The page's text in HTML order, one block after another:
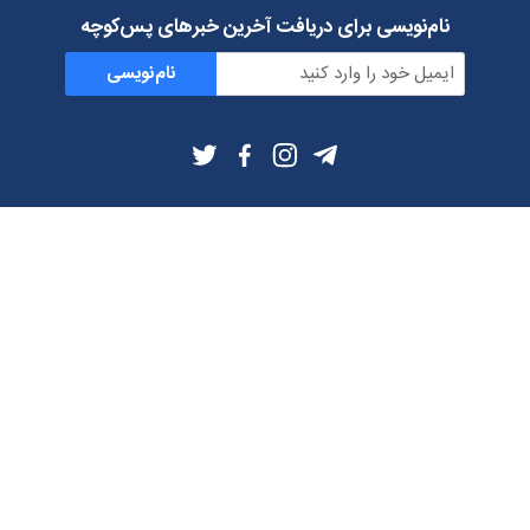
نام‌نویسی برای دریافت آخرین خبرهای پس‌کوچه
نام‌نویسی